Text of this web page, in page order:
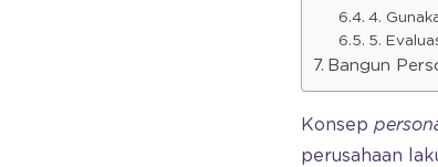
4.
5.
Bangun
Konsep
perusahaan